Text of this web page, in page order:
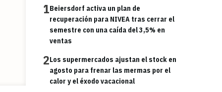
1Beiersdorf activa un plan de
recuperación para NIVEA tras cerrar el
semestre con una caída del 3,5% en
ventas
2Los supermercados ajustan el stock en
agosto para frenar las mermas por el
calor y el éxodo vacacional